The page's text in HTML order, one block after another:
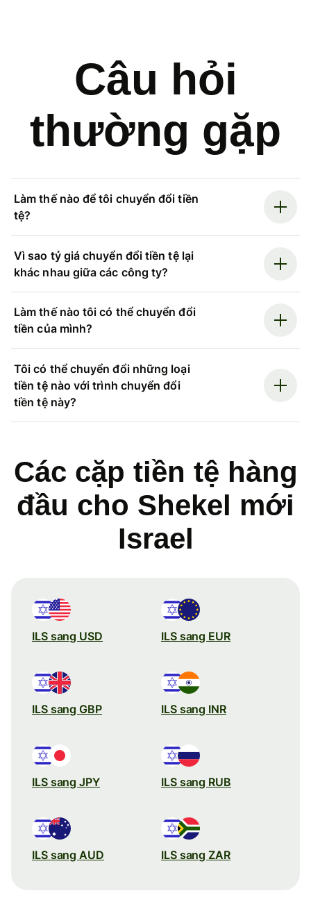
Câu hỏi
thường gặp
Làm thế nào để tôi chuyển đổi tiền
tệ?
Vì sao tỷ giá chuyển đổi tiền tệ lại
khác nhau giữa các công ty?
Làm thế nào tôi có thể chuyển đổi
tiền của mình?
Tôi có thể chuyển đổi những loại
tiền tệ nào với trình chuyển đổi
tiền tệ này?
Các cặp tiền tệ hàng
đầu cho Shekel mới
Israel
ILS sang USD ILS sang EUR
ILS sang GBP ILS sang INR
ILS sang JPY ILS sang RUB
ILS sang AUD ILS sang ZAR